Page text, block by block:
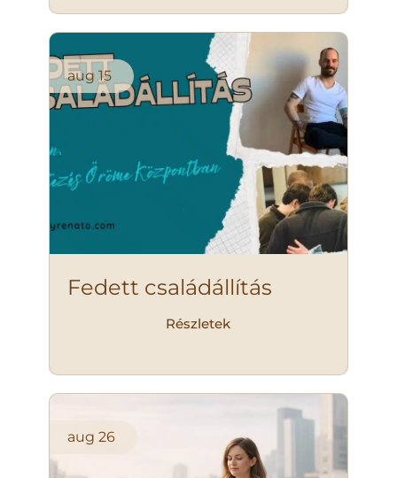
aug 15
Fedett családállítás
Részletek
aug 26